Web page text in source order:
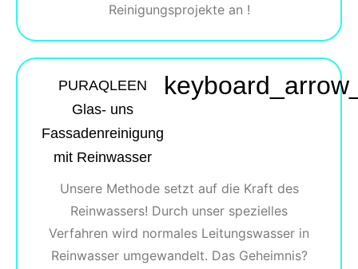
Reinigungsprojekte an !
PURAQLEEN
Glas- uns
Fassadenreinigung
mit Reinwasser
Unsere Methode setzt auf die Kraft des
Reinwassers! Durch unser spezielles
Verfahren wird normales Leitungswasser in
Reinwasser umgewandelt. Das Geheimnis?